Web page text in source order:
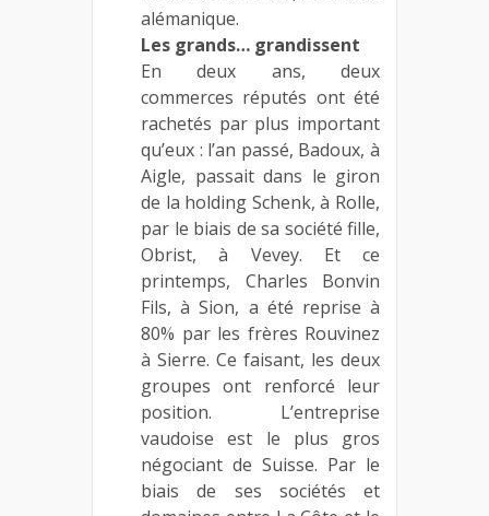
alémanique.
Les grands… grandissent
En deux ans, deux
commerces réputés ont été
rachetés par plus important
qu’eux : l’an passé, Badoux, à
Aigle, passait dans le giron
de la holding Schenk, à Rolle,
par le biais de sa société fille,
Obrist, à Vevey. Et ce
printemps, Charles Bonvin
Fils, à Sion, a été reprise à
80% par les frères Rouvinez
à Sierre. Ce faisant, les deux
groupes ont renforcé leur
position. L’entreprise
vaudoise est le plus gros
négociant de Suisse. Par le
biais de ses sociétés et